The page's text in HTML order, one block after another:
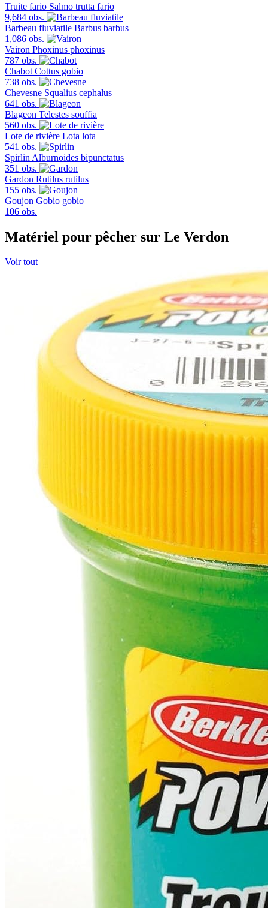
Truite fario Salmo trutta fario
9,684 obs.
Barbeau fluviatile Barbus barbus
1,086 obs.
Vairon Phoxinus phoxinus
787 obs.
Chabot Cottus gobio
738 obs.
Chevesne Squalius cephalus
641 obs.
Blageon Telestes souffia
560 obs.
Lote de rivière Lota lota
541 obs.
Spirlin Alburnoides bipunctatus
351 obs.
Gardon Rutilus rutilus
155 obs.
Goujon Gobio gobio
106 obs.
Matériel pour pêcher sur Le Verdon
Voir tout